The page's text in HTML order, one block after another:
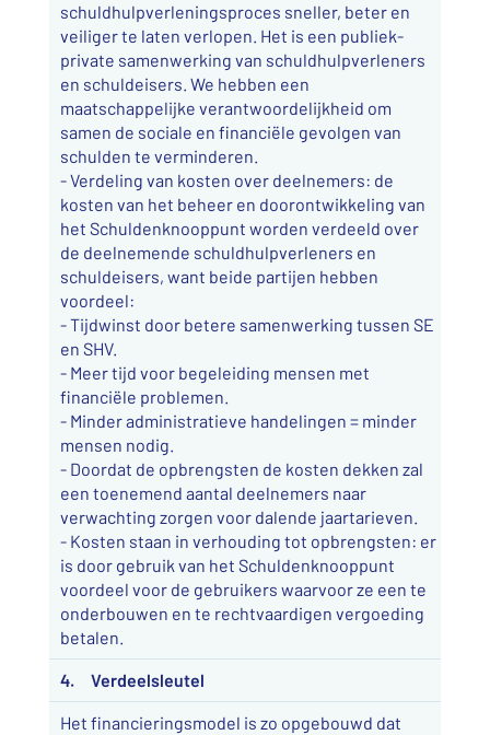
schuldhulpverleningsproces sneller, beter en
veiliger te laten verlopen. Het is een publiek-
private samenwerking van schuldhulpverleners
en schuldeisers. We hebben een
maatschappelijke verantwoordelijkheid om
samen de sociale en financiële gevolgen van
schulden te verminderen.
- Verdeling van kosten over deelnemers: de
kosten van het beheer en doorontwikkeling van
het Schuldenknooppunt worden verdeeld over
de deelnemende schuldhulpverleners en
schuldeisers, want beide partijen hebben
voordeel:
- Tijdwinst door betere samenwerking tussen SE
en SHV.
- Meer tijd voor begeleiding mensen met
financiële problemen.
- Minder administratieve handelingen = minder
mensen nodig.
- Doordat de opbrengsten de kosten dekken zal
een toenemend aantal deelnemers naar
verwachting zorgen voor dalende jaartarieven.
- Kosten staan in verhouding tot opbrengsten: er
is door gebruik van het Schuldenknooppunt
voordeel voor de gebruikers waarvoor ze een te
onderbouwen en te rechtvaardigen vergoeding
betalen.
4. Verdeelsleutel
Het financieringsmodel is zo opgebouwd dat